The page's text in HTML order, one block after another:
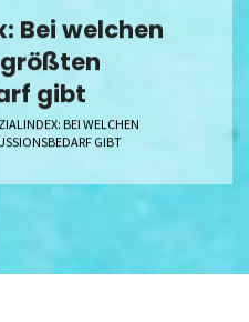
Bei welchen
gibt
BEI WELCHEN
GIBT